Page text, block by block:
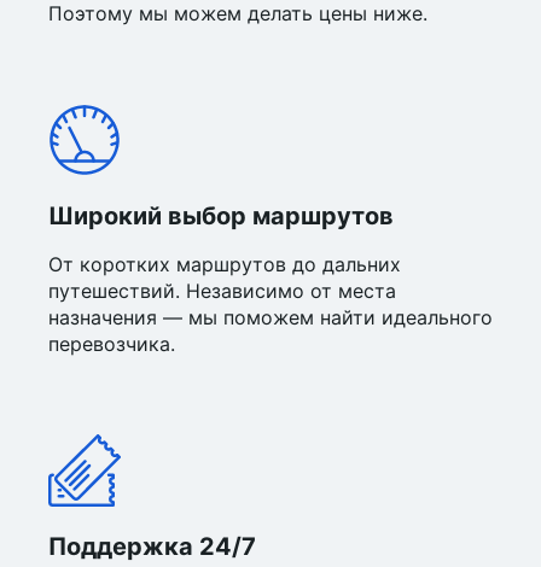
Поэтому мы можем делать цены ниже.
Широкий выбор маршрутов
От коротких маршрутов до дальних
путешествий. Независимо от места
назначения — мы поможем найти идеального
перевозчика.
Поддержка 24/7